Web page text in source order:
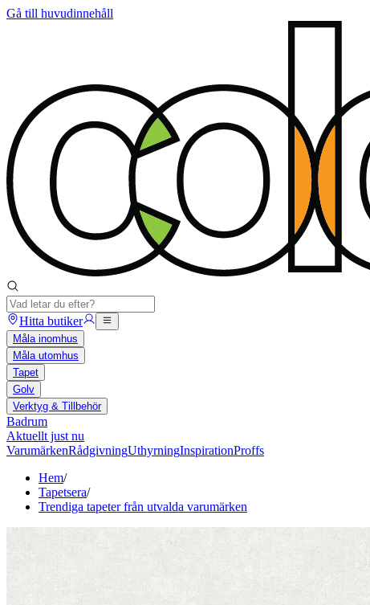
Gå till huvudinnehåll
Hitta butiker
Måla inomhus
Måla utomhus
Tapet
Golv
Verktyg & Tillbehör
Badrum
Aktuellt just nu
VarumärkenRådgivningUthyrningInspirationProffs
Hem/
Tapetsera/
Trendiga tapeter från utvalda varumärken